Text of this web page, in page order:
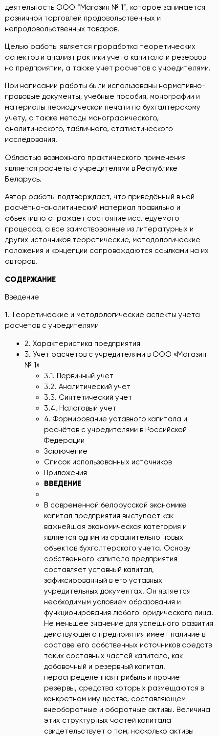
деятельность ООО “Магазин № 1”, которое занимается
розничной торговлей продовольственных и
непродовольственных товаров.
Целью работы является проработка теоретических
аспектов и анализ практики учета капитала и резервов
на предприятии, а также учет расчетов с учредителями.
При написании работы были использованы нормативно-
правовые документы, учебные пособия, монографии и
материалы периодической печати по бухгалтерскому
учету, а также методы монографического,
аналитического, табличного, статистического
исследования.
Областью возможного практического применения
является расчёты с учредителями в Республике
Беларусь.
Автор работы подтверждает, что приведённый в ней
расчётно-аналитический материал правильно и
объективно отражает состояние исследуемого
процесса, а все заимствованные из литературных и
других источников теоретические, методологические
положения и концепции сопровождаются ссылками на их
авторов.
СОДЕРЖАНИЕ
Введение
1. Теоретические и методологические аспекты учета
расчетов с учредителями
2. Характеристика предприятия
3. Учет расчетов с учредителями в ООО «Магазин
№ 1»
3.1. Первичный учет
3.2. Аналитический учет
3.3. Синтетический учет
3.4. Налоговый учет
4. Формирование уставного капитала и
расчётов с учредителями в Российской
Федерации
Заключение
Список использованных источников
Приложения
ВВЕДЕНИЕ
В современной белорусской экономике
капитал предприятия выступает как
важнейшая экономическая категория и
является одним из сравнительно новых
объектов бухгалтерского учета. Основу
собственного капитала предприятия
составляет уставный капитал,
зафиксированный в его уставных
учредительных документах. Он является
необходимым условием образования и
функционирования любого юридического лица.
Не меньшее значение для успешного развития
действующего предприятия имеет наличие в
составе его собственных источников средств
таких составных частей капитала, как
добавочный и резервный капитал,
нераспределенная прибыль и прочие
резервы, средства которых размещаются в
конкретном имуществе, составляющем
внеоборотные и оборотные активы. Величина
этих структурных частей капитала
свидетельствует о том, насколько активы